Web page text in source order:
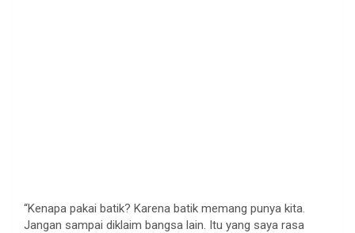
“Kenapa pakai batik? Karena batik memang punya kita.
Jangan sampai diklaim bangsa lain. Itu yang saya rasa